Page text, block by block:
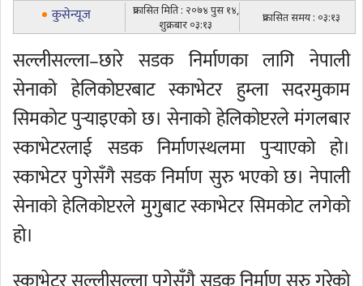
कुसेन्यूज
प्रकासित मिति : २०७४ पुस १४,
शुक्रबार ०३:१३
प्रकासित समय : ०३:१३
सल्लीसल्ला–छारे सडक निर्माणका लागि नेपाली
सेनाको हेलिकोप्टरबाट स्काभेटर हुम्ला सदरमुकाम
सिमकोट पुर्‍याइएको छ। सेनाको हेलिकोप्टरले मंगलबार
स्काभेटरलाई सडक निर्माणस्थलमा पुर्‍याएको हो।
स्काभेटर पुगेसँगै सडक निर्माण सुरु भएको छ। नेपाली
सेनाको हेलिकोप्टरले मुगुबाट स्काभेटर सिमकोट लगेको
हो।